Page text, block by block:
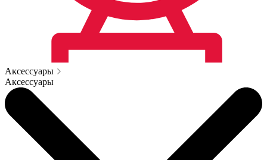
Аксессуары
Аксессуары